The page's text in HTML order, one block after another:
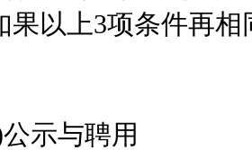
果以上3项条件再
与聘用